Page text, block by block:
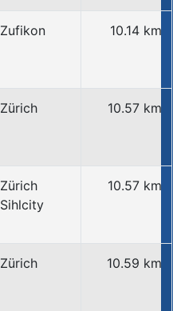
Zufikon 10.14 km
Zürich 10.57 km
Zürich
Sihlcity
10.57 km
Zürich 10.59 km